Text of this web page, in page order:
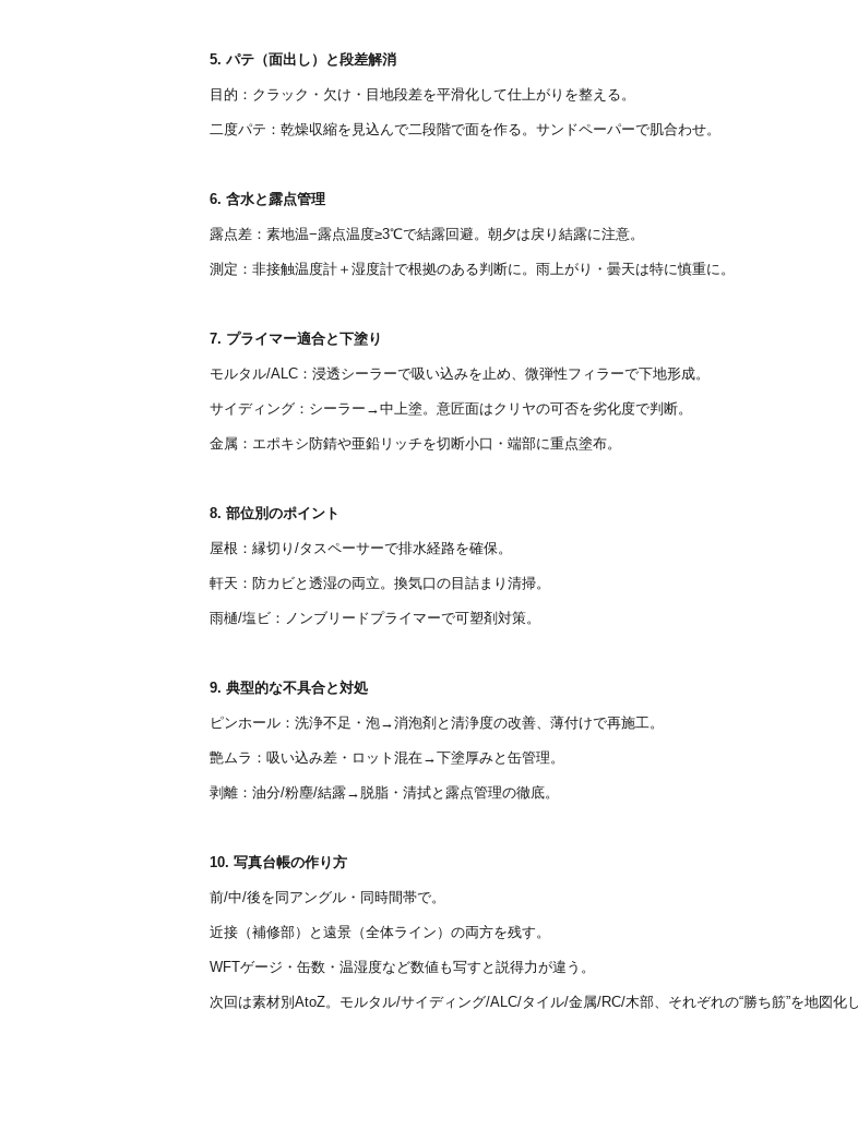
5. パテ（面出し）と段差解消
目的：クラック・欠け・目地段差を平滑化して仕上がりを整える。
二度パテ：乾燥収縮を見込んで二段階で面を作る。サンドペーパーで肌合わせ。
6. 含水と露点管理
露点差：素地温−露点温度≥3℃で結露回避。朝夕は戻り結露に注意。
測定：非接触温度計＋湿度計で根拠のある判断に。雨上がり・曇天は特に慎重に。
7. プライマー適合と下塗り
モルタル/ALC：浸透シーラーで吸い込みを止め、微弾性フィラーで下地形成。
サイディング：シーラー→中上塗。意匠面はクリヤの可否を劣化度で判断。
金属：エポキシ防錆や亜鉛リッチを切断小口・端部に重点塗布。
8. 部位別のポイント
屋根：縁切り/タスペーサーで排水経路を確保。
軒天：防カビと透湿の両立。換気口の目詰まり清掃。
雨樋/塩ビ：ノンブリードプライマーで可塑剤対策。
9. 典型的な不具合と対処 ‍‍
ピンホール：洗浄不足・泡→消泡剤と清浄度の改善、薄付けで再施工。
艶ムラ：吸い込み差・ロット混在→下塗厚みと缶管理。
剥離：油分/粉塵/結露→脱脂・清拭と露点管理の徹底。
10. 写真台帳の作り方
前/中/後を同アングル・同時間帯で。
近接（補修部）と遠景（全体ライン）の両方を残す。
WFTゲージ・缶数・温湿度など数値も写すと説得力が違う。
次回は素材別AtoZ。モルタル/サイディング/ALC/タイル/金属/RC/木部、それぞれの“勝ち筋”を地図化し